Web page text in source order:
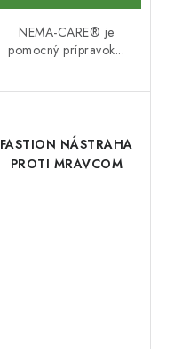
NEMA-CARE® je
pomocný prípravok...
FASTION NÁSTRAHA
PROTI MRAVCOM